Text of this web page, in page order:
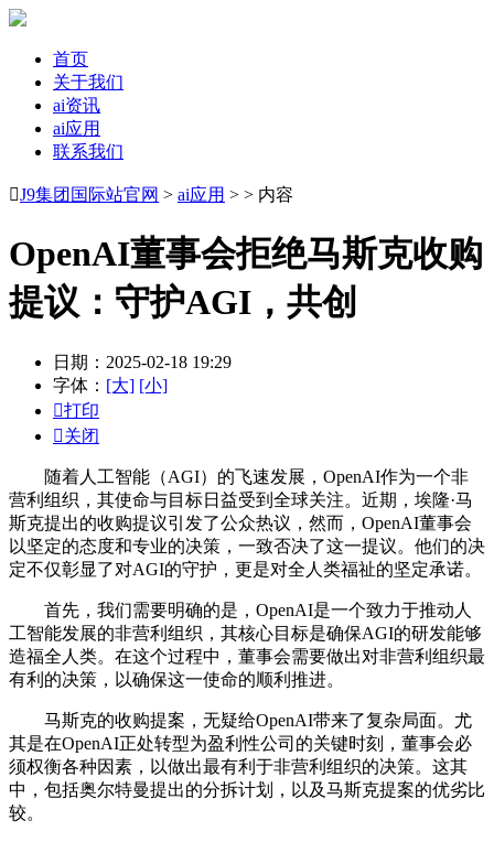
首页
关于我们
ai资讯
ai应用
联系我们
J9集团国际站官网 > ai应用 > > 内容
OpenAI董事会拒绝马斯克收购
提议：守护AGI，共创
日期：2025-02-18 19:29
字体： [大] [小]
打印
关闭
随着人工智能（AGI）的飞速发展，OpenAI作为一个非
营利组织，其使命与目标日益受到全球关注。近期，埃隆·马
斯克提出的收购提议引发了公众热议，然而，OpenAI董事会
以坚定的态度和专业的决策，一致否决了这一提议。他们的决
定不仅彰显了对AGI的守护，更是对全人类福祉的坚定承诺。
首先，我们需要明确的是，OpenAI是一个致力于推动人
工智能发展的非营利组织，其核心目标是确保AGI的研发能够
造福全人类。在这个过程中，董事会需要做出对非营利组织最
有利的决策，以确保这一使命的顺利推进。
马斯克的收购提案，无疑给OpenAI带来了复杂局面。尤
其是在OpenAI正处转型为盈利性公司的关键时刻，董事会必
须权衡各种因素，以做出最有利于非营利组织的决策。这其
中，包括奥尔特曼提出的分拆计划，以及马斯克提案的优劣比
较。